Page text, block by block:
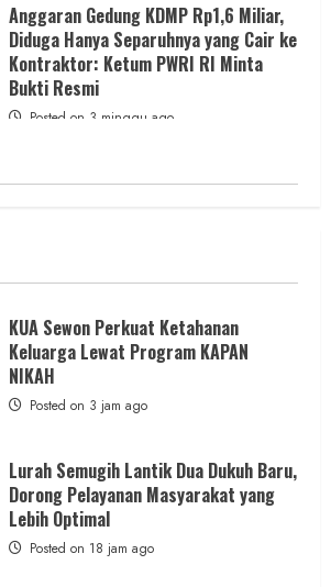
Anggaran Gedung KDMP Rp1,6 Miliar,
Diduga Hanya Separuhnya yang Cair ke
Kontraktor: Ketum PWRI RI Minta
Bukti Resmi
Posted on 3 minggu ago
KUA Sewon Perkuat Ketahanan
Keluarga Lewat Program KAPAN
NIKAH
Posted on 3 jam ago
Lurah Semugih Lantik Dua Dukuh Baru,
Dorong Pelayanan Masyarakat yang
Lebih Optimal
Posted on 18 jam ago